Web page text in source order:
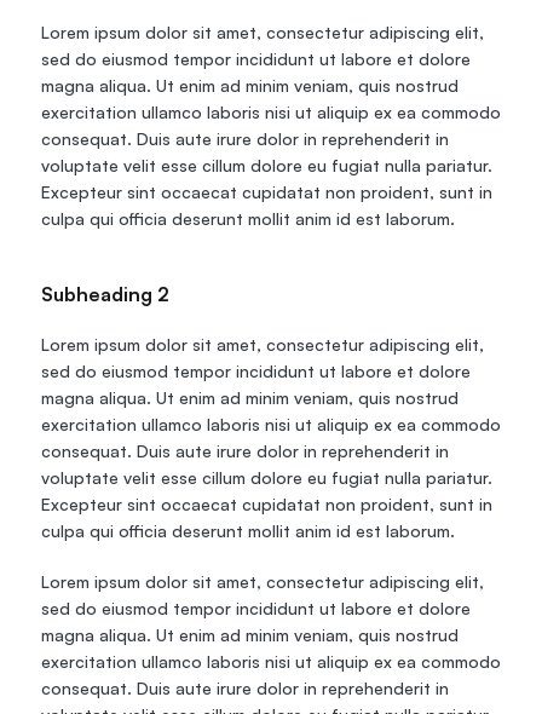
Lorem ipsum dolor sit amet, consectetur adipiscing elit,
sed do eiusmod tempor incididunt ut labore et dolore
magna aliqua. Ut enim ad minim veniam, quis nostrud
exercitation ullamco laboris nisi ut aliquip ex ea commodo
consequat. Duis aute irure dolor in reprehenderit in
voluptate velit esse cillum dolore eu fugiat nulla pariatur.
Excepteur sint occaecat cupidatat non proident, sunt in
culpa qui officia deserunt mollit anim id est laborum.
Subheading 2
Lorem ipsum dolor sit amet, consectetur adipiscing elit,
sed do eiusmod tempor incididunt ut labore et dolore
magna aliqua. Ut enim ad minim veniam, quis nostrud
exercitation ullamco laboris nisi ut aliquip ex ea commodo
consequat. Duis aute irure dolor in reprehenderit in
voluptate velit esse cillum dolore eu fugiat nulla pariatur.
Excepteur sint occaecat cupidatat non proident, sunt in
culpa qui officia deserunt mollit anim id est laborum.
Lorem ipsum dolor sit amet, consectetur adipiscing elit,
sed do eiusmod tempor incididunt ut labore et dolore
magna aliqua. Ut enim ad minim veniam, quis nostrud
exercitation ullamco laboris nisi ut aliquip ex ea commodo
consequat. Duis aute irure dolor in reprehenderit in